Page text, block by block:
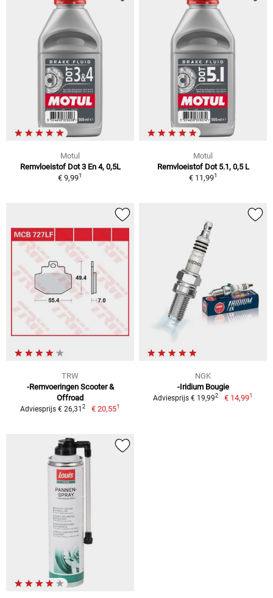
Motul
Remvloeistof Dot 3 En 4, 0,5L
€ 9,991
Motul
Remvloeistof Dot 5.1, 0,5 L
€ 11,991
TRW
-Remvoeringen Scooter &
Offroad
Adviesprijs € 26,312 € 20,551
NGK
-Iridium Bougie
Adviesprijs € 19,992 € 14,991